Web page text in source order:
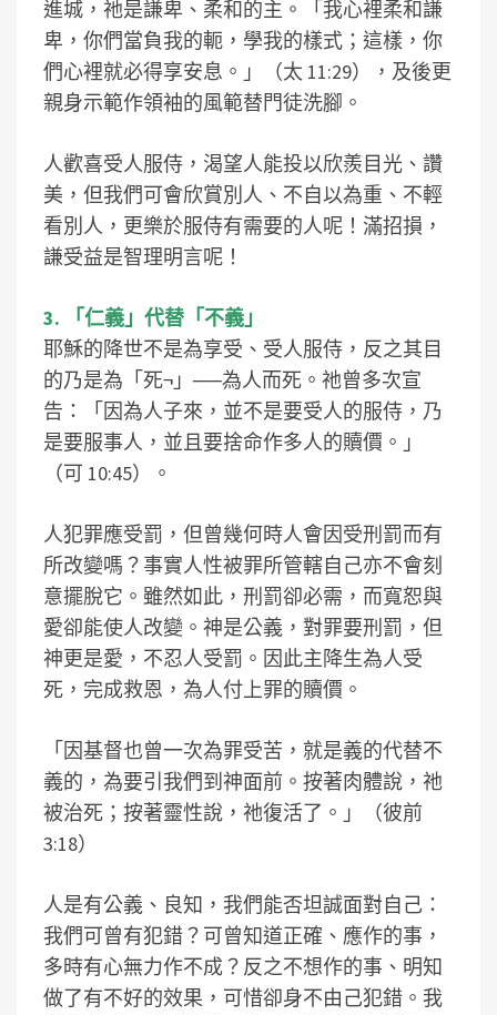
進城，祂是謙卑、柔和的主。「我心裡柔和謙
卑，你們當負我的軛，學我的樣式；這樣，你
們心裡就必得享安息。」（太 11:29），及後更
親身示範作領袖的風範替門徒洗腳。
人歡喜受人服侍，渴望人能投以欣羨目光、讚
美，但我們可會欣賞別人、不自以為重、不輕
看別人，更樂於服侍有需要的人呢！滿招損，
謙受益是智理明言呢！
3. 「仁義」代替「不義」
耶穌的降世不是為享受、受人服侍，反之其目
的乃是為「死¬」──為人而死。祂曾多次宣
告：「因為人子來，並不是要受人的服侍，乃
是要服事人，並且要捨命作多人的贖價。」
（可 10:45）。
人犯罪應受罰，但曾幾何時人會因受刑罰而有
所改變嗎？事實人性被罪所管轄自己亦不會刻
意擺脫它。雖然如此，刑罰卻必需，而寬恕與
愛卻能使人改變。神是公義，對罪要刑罰，但
神更是愛，不忍人受罰。因此主降生為人受
死，完成救恩，為人付上罪的贖價。
「因基督也曾一次為罪受苦，就是義的代替不
義的，為要引我們到神面前。按著肉體說，祂
被治死；按著靈性說，祂復活了。」（彼前
3:18）
人是有公義、良知，我們能否坦誠面對自己：
我們可曾有犯錯？可曾知道正確、應作的事，
多時有心無力作不成？反之不想作的事、明知
做了有不好的效果，可惜卻身不由己犯錯。我